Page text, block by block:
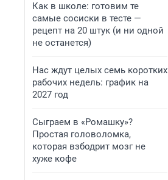
Как в школе: готовим те
самые сосиски в тесте —
рецепт на 20 штук (и ни одной
не останется)
Нас ждут целых семь коротких
рабочих недель: график на
2027 год
Сыграем в «Ромашку»?
Простая головоломка,
которая взбодрит мозг не
хуже кофе